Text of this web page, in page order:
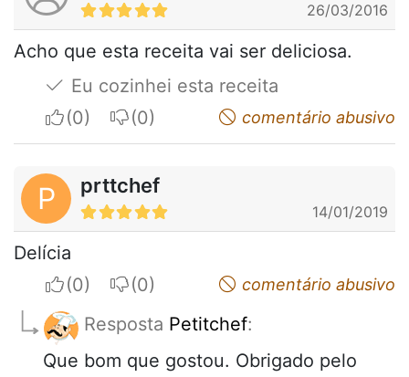
26/03/2016
Acho que esta receita vai ser deliciosa.
Eu cozinhei esta receita
I apreciateI do not appreciatecomentário abusivo
P prttchef
14/01/2019
Delícia
I apreciateI do not appreciatecomentário abusivo
Resposta Petitchef:
Que bom que gostou. Obrigado pelo